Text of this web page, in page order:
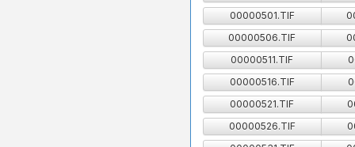
00000501.TIF
00000506.TIF
00000511.TIF
00000516.TIF
00000521.TIF
00000526.TIF